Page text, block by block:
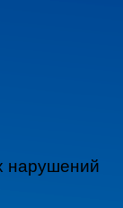
нарушений